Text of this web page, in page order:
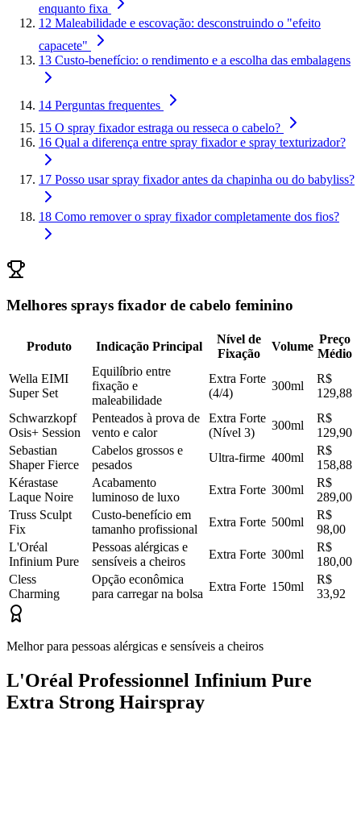
enquanto fixa
12 Maleabilidade e escovação: desconstruindo o "efeito
capacete"
13 Custo-benefício: o rendimento e a escolha das embalagens
14 Perguntas frequentes
15 O spray fixador estraga ou resseca o cabelo?
16 Qual a diferença entre spray fixador e spray texturizador?
17 Posso usar spray fixador antes da chapinha ou do babyliss?
18 Como remover o spray fixador completamente dos fios?
Melhores sprays fixador de cabelo feminino
Produto Indicação Principal
Nível de
Fixação
Volume
Preço
Médio
Wella EIMI
Super Set
Equilíbrio entre
fixação e
maleabilidade
Extra Forte
(4/4)
300ml
R$
129,88
Schwarzkopf
Osis+ Session
Penteados à prova de
vento e calor
Extra Forte
(Nível 3)
300ml
R$
129,90
Sebastian
Shaper Fierce
Cabelos grossos e
pesados
Ultra-firme 400ml
R$
158,88
Kérastase
Laque Noire
Acabamento
luminoso de luxo
Extra Forte 300ml
R$
289,00
Truss Sculpt
Fix
Custo-benefício em
tamanho profissional
Extra Forte 500ml
R$
98,00
L'Oréal
Infinium Pure
Pessoas alérgicas e
sensíveis a cheiros
Extra Forte 300ml
R$
180,00
Cless
Charming
Opção econômica
para carregar na bolsa
Extra Forte 150ml
R$
33,92
Melhor para pessoas alérgicas e sensíveis a cheiros
L'Oréal Professionnel Infinium Pure
Extra Strong Hairspray